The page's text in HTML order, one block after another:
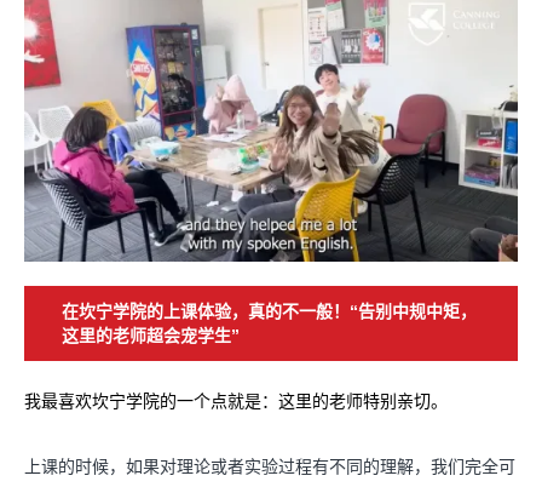
在坎宁学院的上课体验，真的不一般！“告别中规中矩，
这里的老师超会宠学生”
我最喜欢坎宁学院的一个点就是：这里的老师特别亲切。
上课的时候，如果对理论或者实验过程有不同的理解，我们完全可